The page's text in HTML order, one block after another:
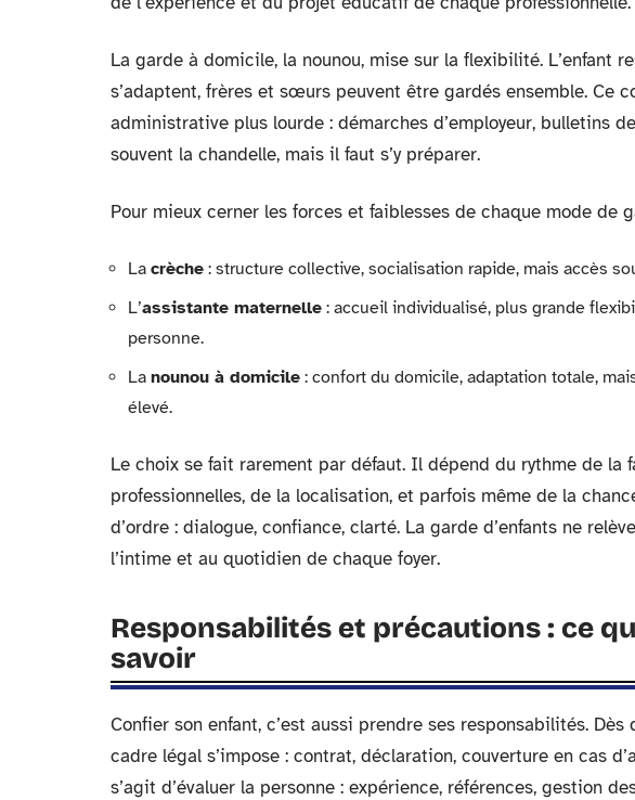
La garde à domicile, la nounou, mise sur la flexibilité. L’enfant
s’adaptent, frères et sœurs peuvent être gardés ensemble. Ce
administrative plus lourde : démarches d’employeur, bulletins
souvent la chandelle, mais il faut s’y préparer.
Pour mieux cerner les forces et faiblesses de chaque mode de
La crèche : structure collective, socialisation rapide, mais accès
L’assistante maternelle : accueil individualisé, plus grande
personne.
La nounou à domicile : confort du domicile, adaptation totale,
élevé.
Le choix se fait rarement par défaut. Il dépend du rythme de la
professionnelles, de la localisation, et parfois même de la
d’ordre : dialogue, confiance, clarté. La garde d’enfants ne
l’intime et au quotidien de chaque foyer.
Responsabilités et précautions : ce
savoir
Confier son enfant, c’est aussi prendre ses responsabilités. Dès
cadre légal s’impose : contrat, déclaration, couverture en cas
s’agit d’évaluer la personne : expérience, références, gestion